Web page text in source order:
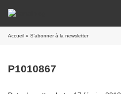
Accueil » S'abonner à la newsletter
P1010867